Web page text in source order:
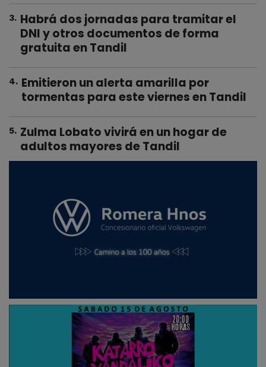
3. Habrá dos jornadas para tramitar el
DNI y otros documentos de forma
gratuita en Tandil
4. Emitieron un alerta amarilla por
tormentas para este viernes en Tandil
5. Zulma Lobato vivirá en un hogar de
adultos mayores de Tandil